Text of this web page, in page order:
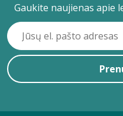
Gaukite naujienas apie